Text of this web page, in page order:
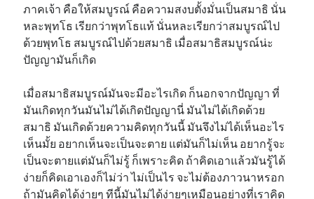
ภาคเจ้า คือให้สมบูรณ์ คือความสงบตั้งมั่นเป็นสมาธิ นั่น
หละพุทโธ เรียกว่าพุทโธแท้ นั่นหละเรียกว่าสมบูรณ์ไป
ด้วยพุทโธ สมบูรณ์ไปด้วยสมาธิ เมื่อสมาธิสมบูรณ์น่ะ
ปัญญามันก็เกิด
เมื่อสมาธิสมบูรณ์มันจะมีอะไรเกิด ก็นอกจากปัญญา ที่
มันเกิดทุกวันมันไม่ได้เกิดปัญญานี่ มันไม่ได้เกิดด้วย
สมาธิ มันเกิดด้วยความคิดทุกวันนี้ มันจึงไม่ได้เห็นอะไร
เห็นมั้ย อยากเห็นจะเป็นจะตาย แต่มันก็ไม่เห็น อยากรู้จะ
เป็นจะตายแต่มันก็ไม่รู้ ก็เพราะคิด ถ้าคิดเอาแล้วมันรู้ได้
ง่ายก็คิดเอาเองก็ไม่ว่า ไม่เป็นไร จะไม่ต้องภาวนาหรอก
ถ้ามันคิดได้ง่ายๆ ทีนี้มันไม่ได้ง่ายๆเหมือนอย่างที่เราคิด